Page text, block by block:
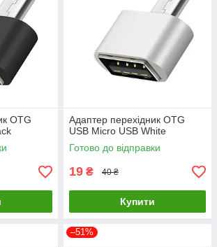
OTG
Адаптер перехідник OTG
USB Micro USB White
Готово до відправки
19 ₴ 40 ₴
Купити
–51%